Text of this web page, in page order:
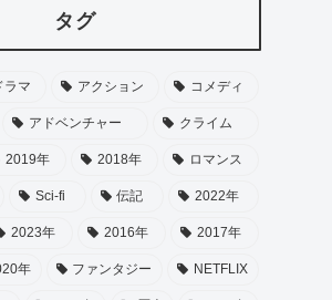
タグ
ラマ アクション コメディ
アドベンチャー クライム
2019年 2018年 ロマンス
Sci-fi 伝記 2022年
2023年 2016年 2017年
年 ファンタジー NETFLIX